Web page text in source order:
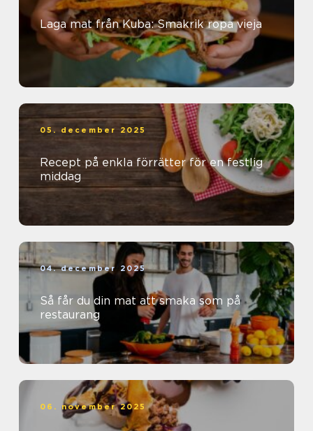
Laga mat från Kuba: Smakrik ropa vieja
05. december 2025
Recept på enkla förrätter för en festlig
middag
04. december 2025
Så får du din mat att smaka som på
restaurang
06. november 2025